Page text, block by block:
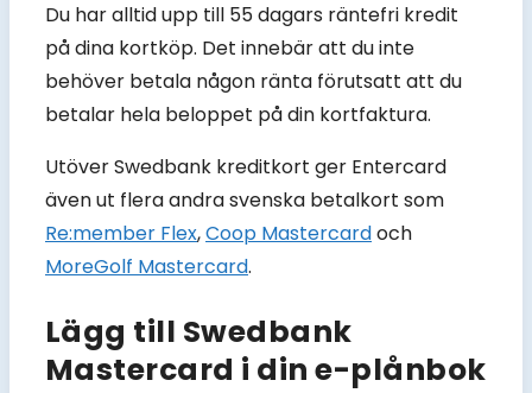
Du har alltid upp till 55 dagars räntefri kredit
på dina kortköp. Det innebär att du inte
behöver betala någon ränta förutsatt att du
betalar hela beloppet på din kortfaktura.
Utöver Swedbank kreditkort ger Entercard
även ut flera andra svenska betalkort som
Re:member Flex,Coop Mastercardoch
MoreGolf Mastercard.
Lägg till Swedbank
Mastercard i din e-plånbok